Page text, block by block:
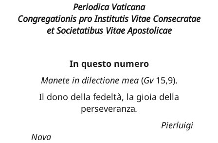
Periodica Vaticana
Congregationis pro Institutis Vitae Consecratae
et Societatibus Vitae Apostolicae
In questo numero
Manete in dilectione mea (Gv15,9).
Il dono della fedeltà, la gioia della
perseveranza.
Pierluigi
Nava